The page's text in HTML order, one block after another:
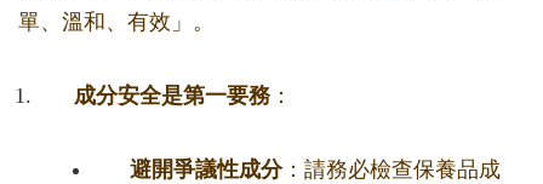
單、溫和、有效」。
成分安全是第一要務：
避開爭議性成分：請務必檢查保養品成